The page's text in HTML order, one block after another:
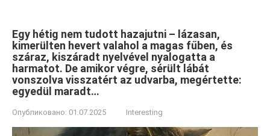
Egy hétig nem tudott hazajutni – lázasan,
kimerülten hevert valahol a magas fűben, és
száraz, kiszáradt nyelvével nyalogatta a
harmatot. De amikor végre, sérült lábát
vonszolva visszatért az udvarba, megértette:
egyedül maradt…
Опубликовано: 01.07.2025 Interesting